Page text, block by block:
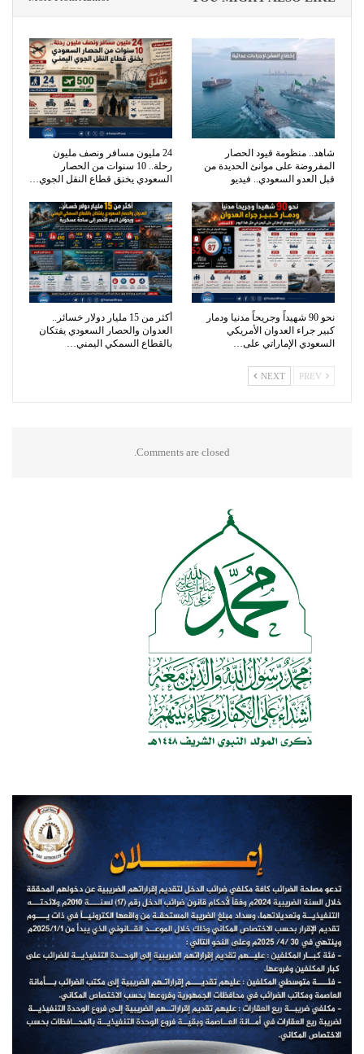
شاهد.. منظومة قيود الحصار
المفروضة على موانئ الحديدة من
قبل العدو السعودي.. فيديو
24 مليون مسافر ونصف مليون
رحلة.. 10 سنوات من الحصار
السعودي يخنق قطاع النقل الجوي…
نحو 90 شهيداً وجريحاً مدنيا ودمار
كبير جراء العدوان الأمريكي
السعودي الإماراتي على…
أكثر من 15 مليار دولار خسائر..
العدوان والحصار السعودي يفتكان
بالقطاع السمكي اليمني…
NEXT
Comments are closed.